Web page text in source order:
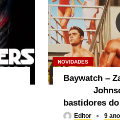
NOVIDADES
Baywatch –
bastidores
Editor 9